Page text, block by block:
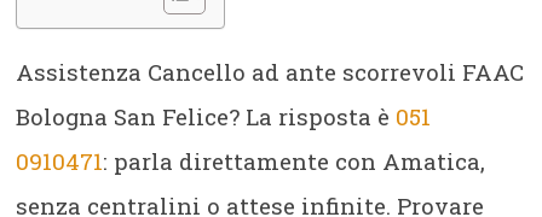
Assistenza Cancello ad ante scorrevoli FAAC
Bologna San Felice? La risposta è 051
0910471: parla direttamente con Amatica,
senza centralini o attese infinite. Provare